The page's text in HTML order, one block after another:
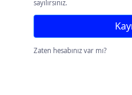
sayılırsınız.
Zaten hesabınız var mı?